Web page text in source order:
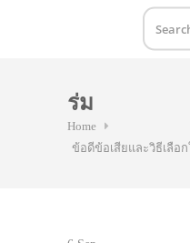
ร่ม
Home
ข้อดีข้อเสียและวิธีเลือ